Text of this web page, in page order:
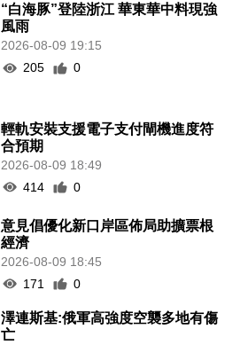
“白海豚”登陸浙江 華東華中料現強
風雨
2026-08-09 19:15
205
0
輕軌安裝支援電子支付閘機進度符
合預期
2026-08-09 18:49
414
0
意見倡優化新口岸區佈局助擴票根
經濟
2026-08-09 18:45
171
0
澤連斯基:俄軍高強度空襲多地有傷
亡